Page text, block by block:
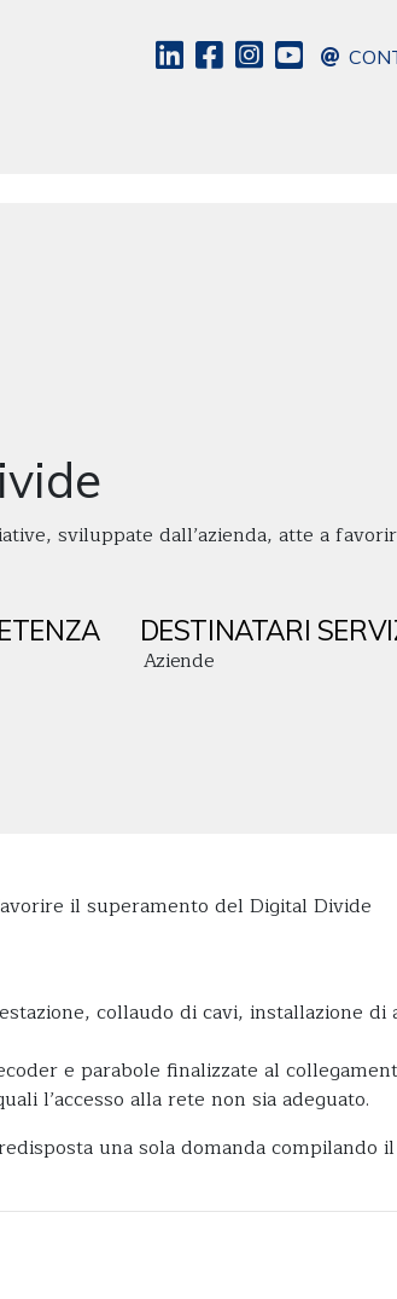
sviluppate dall’azienda, atte a
DESTINATARI
Aziende
il superamento del Digital Divide
collaudo di cavi, installazione di
e parabole finalizzate al
l’accesso alla rete non sia adeguato.
una sola domanda compilando